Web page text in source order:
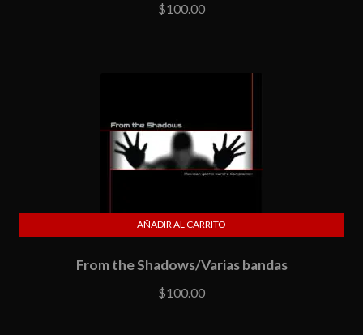
$100.00
From the Shadows/Varias bandas
$100.00
AÑADIR AL CARRITO